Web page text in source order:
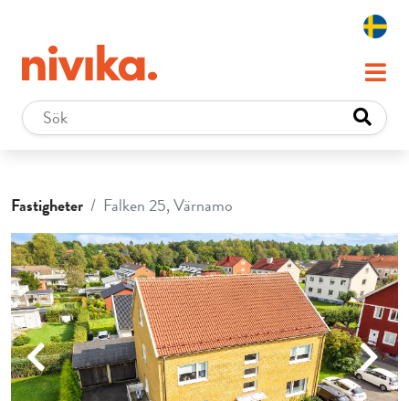
Fastigheter Falken 25, Värnamo
Previous Next